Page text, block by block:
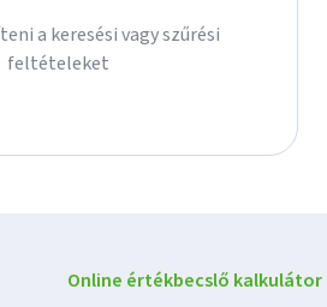
a keresési vagy szűrési
feltételeket
Online értékbecslő kalkulátor